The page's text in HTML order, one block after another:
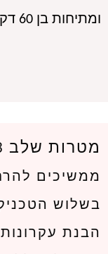
ומתיחות בן 60 דקות.
מטרות שלב 3
ממשיכים
בשלוש
הבנת